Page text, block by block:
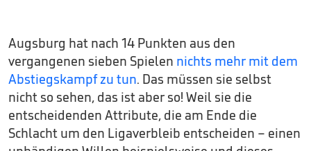
Augsburg hat nach 14 Punkten aus den
vergangenen sieben Spielen nichts mehr mit dem
Abstiegskampf zu tun. Das müssen sie selbst
nicht so sehen, das ist aber so! Weil sie die
entscheidenden Attribute, die am Ende die
Schlacht um den Ligaverbleib entscheiden – einen